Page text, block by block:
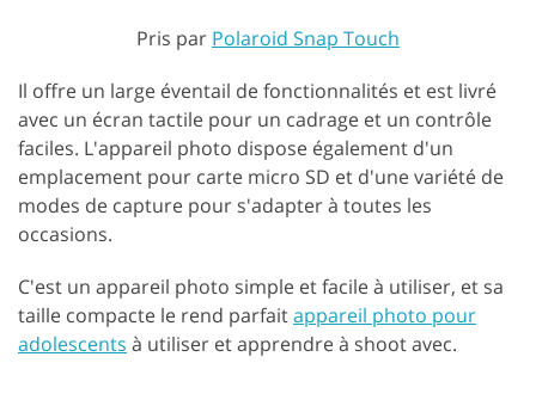
Pris par Polaroid Snap Touch
Il offre un large éventail de fonctionnalités et est livré
avec un écran tactile pour un cadrage et un contrôle
faciles. L'appareil photo dispose également d'un
emplacement pour carte micro SD et d'une variété de
modes de capture pour s'adapter à toutes les
occasions.
C'est un appareil photo simple et facile à utiliser, et sa
taille compacte le rend parfaitappareil photo pour
adolescents à utiliser et apprendre à shoot avec.